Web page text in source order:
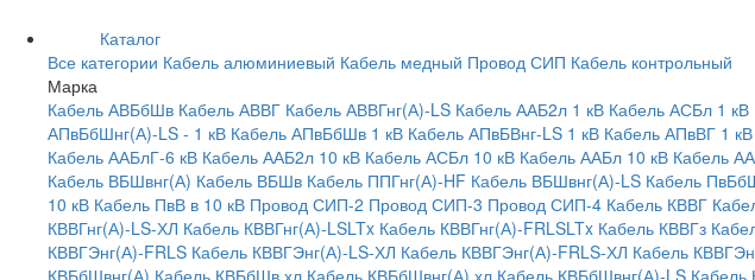
Каталог
Все категории Кабель алюминиевый Кабель медный Провод СИП Кабель контрольный
Марка
Кабель АВБбШв Кабель АВВГ Кабель АВВГнг(А)-LS Кабель ААБ2л 1 кВ Кабель АСБл 1 кВ
АПвБбШнг(А)-LS - 1 кВ Кабель АПвБбШв 1 кВ Кабель АПвБВнг-LS 1 кВ Кабель АПвВГ 1 кВ
Кабель ААБлГ-6 кВ Кабель ААБ2л 10 кВ Кабель АСБл 10 кВ Кабель ААБл 10 кВ Кабель
Кабель ВБШвнг(А) Кабель ВБШв Кабель ППГнг(А)-HF Кабель ВБШвнг(А)-LS Кабель
10 кВ Кабель ПвВ в 10 кВ Провод СИП-2 Провод СИП-3 Провод СИП-4 Кабель КВВГ
КВВГнг(А)-LS-ХЛ Кабель КВВГнг(А)-LSLTx Кабель КВВГнг(А)-FRLSLTx Кабель КВВГз
КВВГЭнг(А)-FRLS Кабель КВВГЭнг(А)-LS-ХЛ Кабель КВВГЭнг(А)-FRLS-ХЛ Кабель
КВБбШвнг(А) Кабель КВБбШв хл Кабель КВБбШвнг(А) хл Кабель КВБбШвнг(А)-LS Кабель